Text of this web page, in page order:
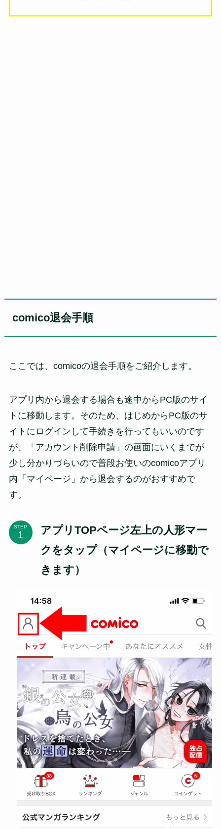
comico退会手順
ここでは、comicoの退会手順をご紹介します。
アプリ内から退会する場合も途中からPC版のサイ
トに移動します。そのため、はじめからPC版のサ
イトにログインして手続きを行ってもいいのです
が、「アカウント削除申請」の画面にいくまでが
少し分かりづらいので普段お使いのcomicoアプリ
内「マイページ」から退会するのがおすすめで
す。
STEP
アプリTOPページ左上の人形マー
クをタップ（マイページに移動で
きます）